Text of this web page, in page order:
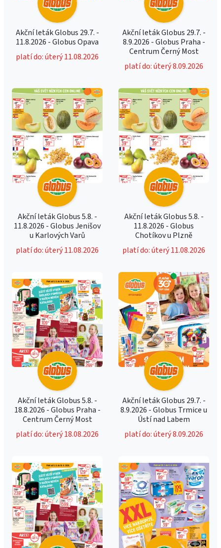
Akční leták Globus 29.7. -
11.8.2026 - Globus Opava
platí do: úterý 11.08.2026
Akční leták Globus 29.7. -
8.9.2026 - Globus Praha -
Centrum Černý Most
platí do: úterý 8.09.2026
Akční leták Globus 5.8. -
11.8.2026 - Globus Jenišov
u Karlových Varů
platí do: úterý 11.08.2026
Akční leták Globus 5.8. -
11.8.2026 - Globus
Chotíkov u Plzně
platí do: úterý 11.08.2026
Akční leták Globus 5.8. -
18.8.2026 - Globus Praha -
Centrum Černý Most
platí do: úterý 18.08.2026
Akční leták Globus 29.7. -
8.9.2026 - Globus Trmice u
Ústí nad Labem
platí do: úterý 8.09.2026